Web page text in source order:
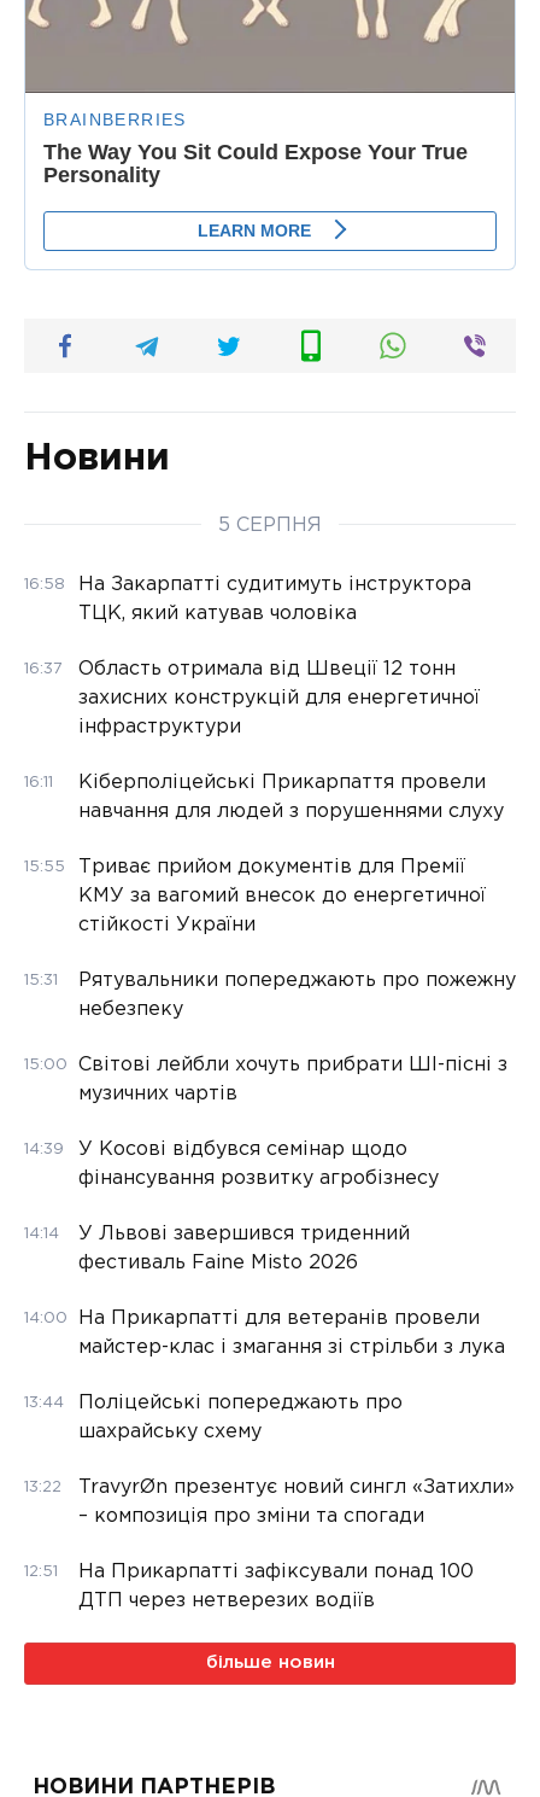
Новини
5 СЕРПНЯ
16:58
На Закарпатті судитимуть інструктора
ТЦК, який катував чоловіка
16:37
Область отримала від Швеції 12 тонн
захисних конструкцій для енергетичної
інфраструктури
16:11
Кіберполіцейські Прикарпаття провели
навчання для людей з порушеннями слуху
15:55
Триває прийом документів для Премії
КМУ за вагомий внесок до енергетичної
стійкості України
15:31
Рятувальники попереджають про пожежну
небезпеку
15:00
Світові лейбли хочуть прибрати ШІ-пісні з
музичних чартів
14:39
У Косові відбувся семінар щодо
фінансування розвитку агробізнесу
14:14
У Львові завершився триденний
фестиваль Faine Misto 2026
14:00
На Прикарпатті для ветеранів провели
майстер-клас і змагання зі стрільби з лука
13:44
Поліцейські попереджають про
шахрайську схему
13:22
TravyrØn презентує новий сингл «Затихли»
– композиція про зміни та спогади
12:51
На Прикарпатті зафіксували понад 100
ДТП через нетверезих водіїв
більше новин